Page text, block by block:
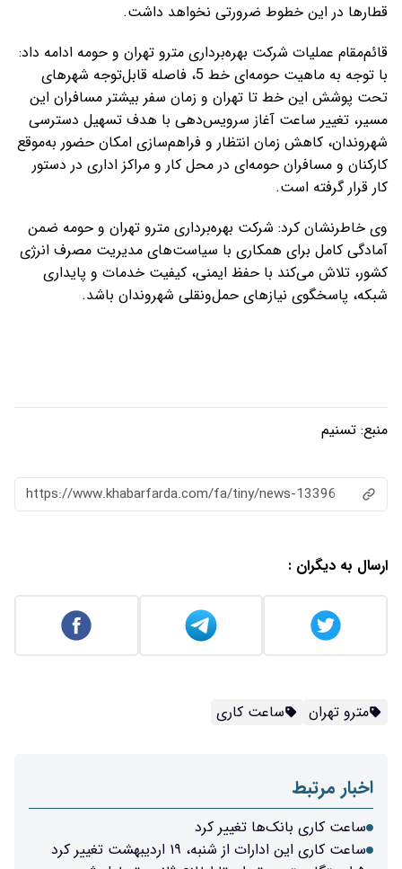
قطارها در این خطوط ضرورتی نخواهد داشت.
قائم‌مقام عملیات شرکت بهره‌برداری مترو تهران و حومه ادامه داد:
با توجه به ماهیت حومه‌ای خط 5، فاصله قابل‌توجه شهرهای
تحت پوشش این خط تا تهران و زمان سفر بیشتر مسافران این
مسیر، تغییر ساعت آغاز سرویس‌دهی با هدف تسهیل دسترسی
شهروندان، کاهش زمان انتظار و فراهم‌سازی امکان حضور به‌موقع
کارکنان و مسافران حومه‌ای در محل کار و مراکز اداری در دستور
کار قرار گرفته است.
وی خاطرنشان کرد: شرکت بهره‌برداری مترو تهران و حومه ضمن
آمادگی کامل برای همکاری با سیاست‌های مدیریت مصرف انرژی
کشور، تلاش می‌کند با حفظ ایمنی، کیفیت خدمات و پایداری
شبکه، پاسخگوی نیازهای حمل‌ونقلی شهروندان باشد.
منبع: تسنیم
https://www.khabarfarda.com/fa/tiny/news-13396
ارسال به دیگران :
مترو تهران ساعت کاری
اخبار مرتبط
ساعت کاری بانک‌ها تغییر کرد
ساعت کاری این ادارات از شنبه، ۱۹ اردیبهشت تغییر کرد